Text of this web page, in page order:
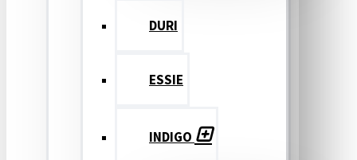
DURI
ESSIE
INDIGO